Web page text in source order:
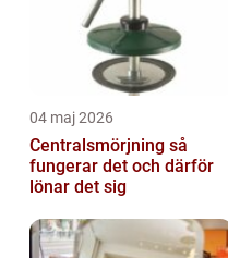
04 maj 2026
Centralsmörjning så
fungerar det och därför
lönar det sig